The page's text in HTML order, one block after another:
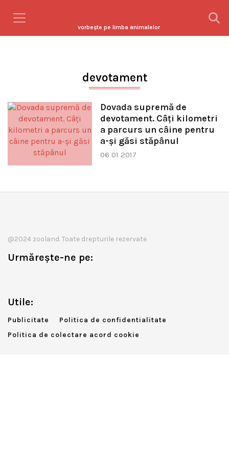
vorbeşte pe limba animalelor
devotament
Dovada supremă de
devotament. Câţi kilometri
a parcurs un câine pentru
a-şi găsi stăpânul
06 01 2017
@2024 zooland. Toate drepturile rezervate
Urmărește-ne pe:
Utile:
Publicitate
Politica de confidentialitate
Politica de colectare acord cookie